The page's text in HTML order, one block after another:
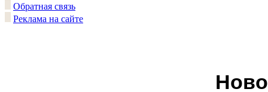
Обратная связь
Реклама на сайте